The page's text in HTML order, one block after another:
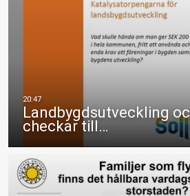
Landbygdsutveckling
checkar till…